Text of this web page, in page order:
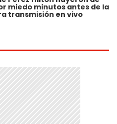
miedo minutos antes de la
transmisión en vivo